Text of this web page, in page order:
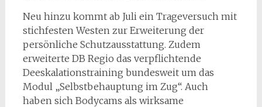
Neu hinzu kommt ab Juli ein Trageversuch mit
stichfesten Westen zur Erweiterung der
persönliche Schutzausstattung. Zudem
erweiterte DB Regio das verpflichtende
Deeskalationstraining bundesweit um das
Modul „Selbstbehauptung im Zug“. Auch
haben sich Bodycams als wirksame